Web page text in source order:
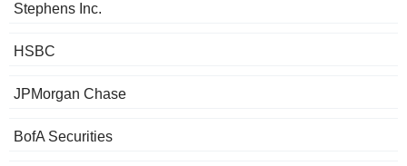
Stephens Inc.
HSBC
JPMorgan Chase
BofA Securities